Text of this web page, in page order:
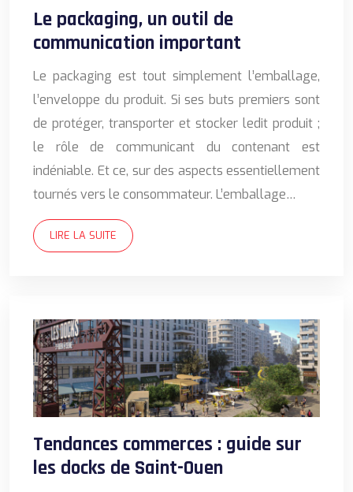
Le packaging, un outil de
communication important
Le packaging est tout simplement l’emballage,
l’enveloppe du produit. Si ses buts premiers sont
de protéger, transporter et stocker ledit produit ;
le rôle de communicant du contenant est
indéniable. Et ce, sur des aspects essentiellement
tournés vers le consommateur. L’emballage…
LIRE LA SUITE
Tendances commerces : guide sur
les docks de Saint-Ouen